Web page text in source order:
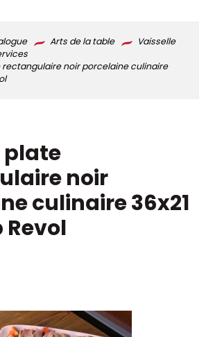
Arts de la table
Vaisselle
noir porcelaine culinaire
plate
noir
culinaire 36x21